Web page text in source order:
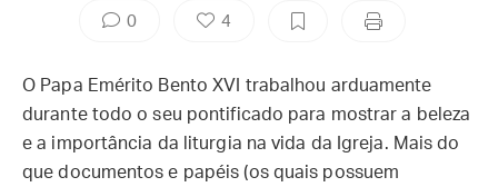
0 4
O Papa Emérito Bento XVI trabalhou arduamente
durante todo o seu pontificado para mostrar a beleza
e a importância da liturgia na vida da Igreja. Mais do
que documentos e papéis (os quais possuem